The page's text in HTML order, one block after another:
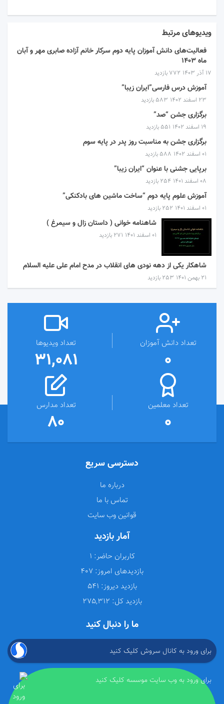
ویدیوهای مرتبط
فعالیت‌های دانش آموزان پایه دوم سرکار خانم آزاده صابری مهر و آبان
ماه ۱۴۰۳
۱۷ آذر ۱۴۰۳ 772 بازدید
آموزش درس فارسی”ایران زیبا”
۲۳ اسفند ۱۴۰۲ 583 بازدید
برگزاری جشن “صد”
۱۹ اسفند ۱۴۰۲ 551 بازدید
برگزاری جشن به مناسبت روز پدر در پایه سوم
۰۱ اسفند ۱۴۰۲ 588 بازدید
برپایی جشنی با عنوان “ایران زیبا”
۰۸ اسفند ۱۴۰۱ 254 بازدید
آموزش علوم پایه دوم “ساخت ماشین های بادکنکی”
۰۱ اسفند ۱۴۰۱ 252 بازدید
شاهنامه خوانی ( داستان زال و سیمرغ )
۰۱ اسفند ۱۴۰۱ 271 بازدید
شاهکار یکی از دهه نودی های انقلاب در مدح امام علی علیه السلام
۲۱ بهمن ۱۴۰۱ 253 بازدید
تعداد دانش آموزان
0
تعداد ویدیوها
31,081
تعداد معلمین
0
تعداد مدارس
80
دسترسی سریع
درباره ما
تماس با ما
قوانین وب سایت
آمار بازدید
کاربران حاضر:
بازدیدهای امروز:
بازدید دیروز:
بازدید کل:
ما را دنبال کنید
برای ورود به کانال سروش کلیک کنید
برای ورود به وب سایت موسسه کلیک کنید